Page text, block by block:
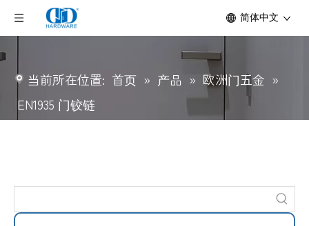
简体中文
当前所在位置: 首页 » 产品 » 欧洲门五金 »
EN1935 门铰链